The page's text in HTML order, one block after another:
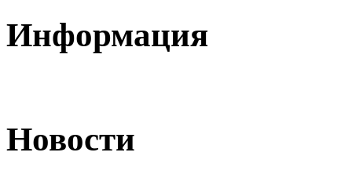
Информация
Новости